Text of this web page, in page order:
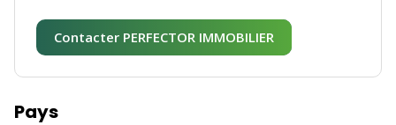
Contacter PERFECTOR IMMOBILIER
Pays